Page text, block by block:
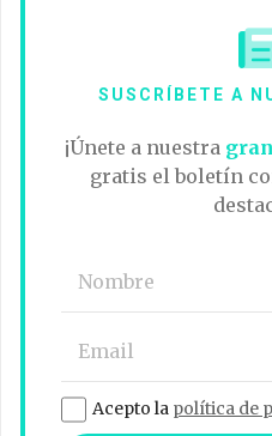
SUSCRÍBETE A
¡Únete a nuestra
gratis el boletín
Acepto la política de